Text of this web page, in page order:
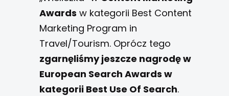
Awards w kategorii Best Content
Marketing Program in
Travel/Tourism. Oprócz tego
zgarnęliśmy jeszcze nagrodę w
European Search Awards w
kategorii Best Use Of Search.